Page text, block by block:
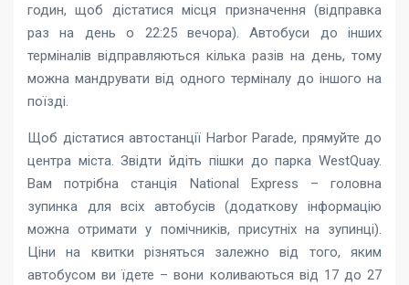
годин, щоб дістатися місця призначення (відправка
раз на день о 22:25 вечора). Автобуси до інших
терміналів відправляються кілька разів на день, тому
можна мандрувати від одного терміналу до іншого на
поїзді.
Щоб дістатися автостанції Harbor Parade, прямуйте до
центра міста. Звідти йдіть пішки до парка WestQuay.
Вам потрібна станція National Express – головна
зупинка для всіх автобусів (додаткову інформацію
можна отримати у помічників, присутніх на зупинці).
Ціни на квитки різняться залежно від того, яким
автобусом ви їдете – вони коливаються від 17 до 27